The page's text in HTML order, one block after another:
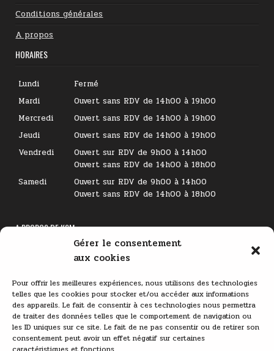
Gérer le consentement
aux cookies
Pour offrir les meilleures expériences, nous utilisons des technologies
telles que les cookies pour stocker et/ou accéder aux informations
des appareils. Le fait de consentir à ces technologies nous permettra
de traiter des données telles que le comportement de navigation ou
les ID uniques sur ce site. Le fait de ne pas consentir ou de retirer son
consentement peut avoir un effet négatif sur certaines
Conditions générales
A propos
HORAIRES
Lundi
Fermé
Mardi
Ouvert sans RDV de 14h00 à 19h00
Mercredi
Ouvert sans RDV de 14h00 à 19h00
Jeudi
Ouvert sans RDV de 14h00 à 19h00
Vendredi
Ouvert sur RDV de 9h00 à 14h00
Ouvert sans RDV de 14h00 à 18h00
Samedi
Ouvert sur RDV de 9h00 à 14h00
Ouvert sans RDV de 14h00 à 18h00
A PROPOS DE KSM